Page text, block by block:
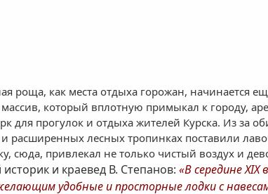
роща, как места отдыха горожан, начинается
который вплотную примыкал к городу,
для прогулок и отдыха жителей Курска. Из за
расширенных лесных тропинках поставили
сюда, привлекал не только чистый воздух и
историк и краевед В. Степанов:«В середине
удобные и просторные лодки с